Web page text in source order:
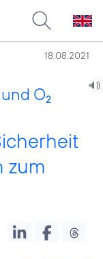
18.08.2021
O2
zum